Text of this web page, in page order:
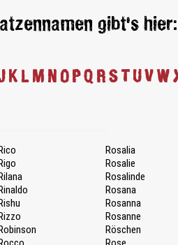
gibt's hier:
K L M N O PQ R S TU V W
Rosalia
Rosalie
Rosalinde
Rosana
Rosanna
Rosanne
Röschen